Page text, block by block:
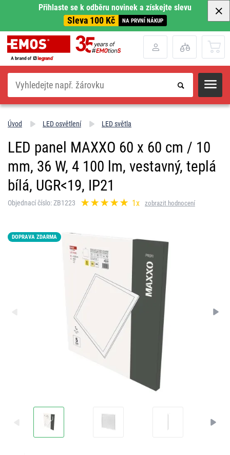
Přihlaste se k odběru novinek a získejte slevu
Sleva 100 Kč NA PRVNÍ NÁKUP
Hledat
Úvod LED osvětlení LED světla
LED panel MAXXO 60 x 60 cm / 10
mm, 36 W, 4 100 lm, vestavný, teplá
bílá, UGR<19, IP21
Objednací číslo: ZB1223 1x zobrazit hodnocení
DOPRAVA ZDARMA